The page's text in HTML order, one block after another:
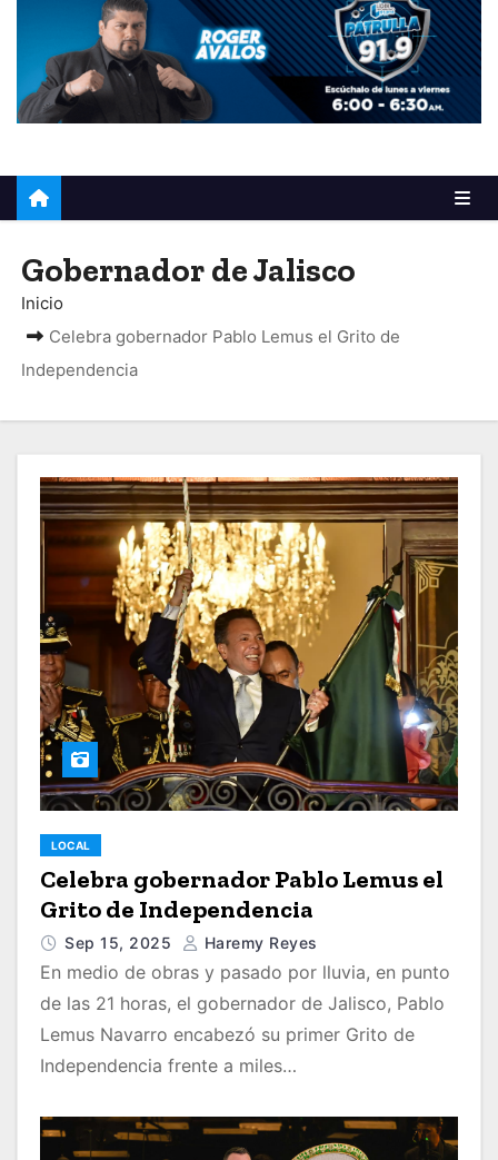
Gobernador de Jalisco
Inicio
Celebra gobernador Pablo Lemus el Grito de
Independencia
LOCAL
Celebra gobernador Pablo Lemus el
Grito de Independencia
Sep 15, 2025 Haremy Reyes
En medio de obras y pasado por lluvia, en punto
de las 21 horas, el gobernador de Jalisco, Pablo
Lemus Navarro encabezó su primer Grito de
Independencia frente a miles…